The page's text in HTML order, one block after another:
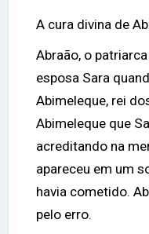
A cura divina de
Abraão, o
esposa Sara
Abimeleque, rei
Abimeleque que
acreditando na
apareceu em um
havia cometido.
pelo erro.